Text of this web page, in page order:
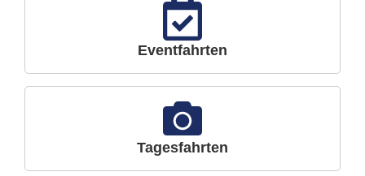
Eventfahrten
Tagesfahrten